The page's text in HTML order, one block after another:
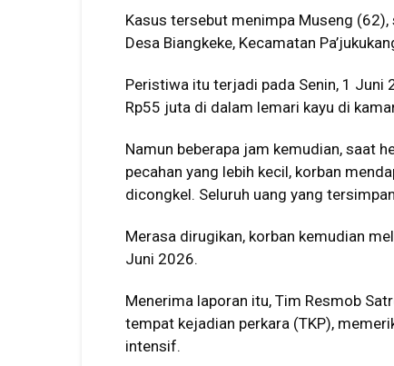
Kasus tersebut menimpa Museng
Desa Biangkeke, Kecamatan
Peristiwa itu terjadi pada Senin, 1 Juni
Rp55 juta di dalam lemari kayu di
Namun beberapa jam kemudian, saat
pecahan yang lebih kecil, korban
dicongkel. Seluruh uang yang
Merasa dirugikan, korban kemudian
Juni 2026.
Menerima laporan itu, Tim Resmob
tempat kejadian perkara (TKP),
intensif.